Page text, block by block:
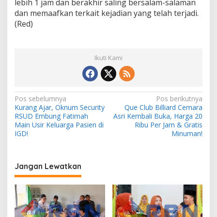
lebih 1 jam dan berakhir saling bersalam-salaman
dan memaafkan terkait kejadian yang telah terjadi.
(Red)
Ikuti Kami
N
a
v
i
a
s
i
p
Pos sebelumnya
Kurang Ajar, Oknum Security
RSUD Embung Fatimah
Main Usir Keluarga Pasien di
IGD!
Pos berikutnya
Que Club Billiard Cemara
Asri Kembali Buka, Harga 20
Ribu Per Jam & Gratis
Minuman!
Jangan Lewatkan